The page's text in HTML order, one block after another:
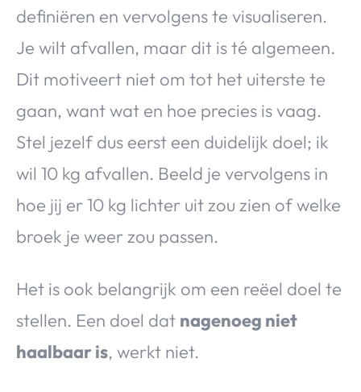
definiëren en vervolgens te visualiseren.
Je wilt afvallen, maar dit is té algemeen.
Dit motiveert niet om tot het uiterste te
gaan, want wat en hoe precies is vaag.
Stel jezelf dus eerst een duidelijk doel; ik
wil 10 kg afvallen. Beeld je vervolgens in
hoe jij er 10 kg lichter uit zou zien of welke
broek je weer zou passen.
Het is ook belangrijk om een reëel doel te
stellen. Een doel dat nagenoeg niet
haalbaar is, werkt niet.